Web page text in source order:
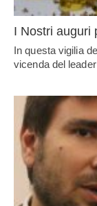
I Nostri auguri
In questa vigilia
vicenda del